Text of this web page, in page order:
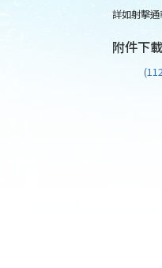
詳如射擊通
附件下載